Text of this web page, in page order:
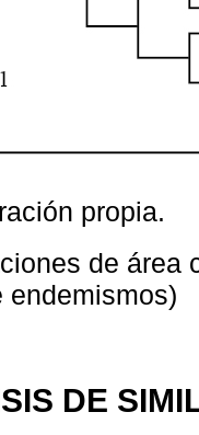
propia.
de área
endemismos)
DE